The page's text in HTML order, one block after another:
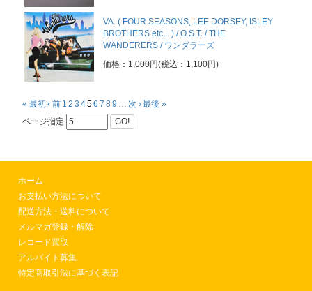
VA. ( FOUR SEASONS, LEE DORSEY, ISLEY
BROTHERS etc... ) / O.S.T. / THE
WANDERERS / ワンダラーズ
価格：1,000円(税込：1,100円)
« 最初 ‹ 前 1 2 3 456 7 89 … 次 ›最後 »
ページ指定
GO!
ホーム
お支払い方法について
配送方法・送料について
メルマガ登録・解除
レコード買取
アルバイト募集
特定商取引法に基づく表記